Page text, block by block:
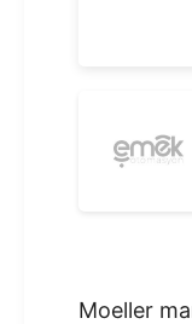
Moeller